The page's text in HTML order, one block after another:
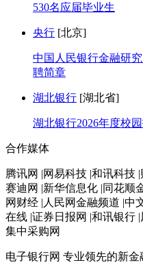
530名应届毕业生
央行 [北京]
中国人民银行金融研
聘简章
湖北银行 [湖北省]
湖北银行2026年度校
合作媒体
腾讯网 |网易科技 |和讯科技
赛迪网 |新华信息化 |同花顺
网财经 |人民网金融频道 |中
在线 |证券日报网 |和讯银行
集中采购网
电子银行网 专业领先的新金